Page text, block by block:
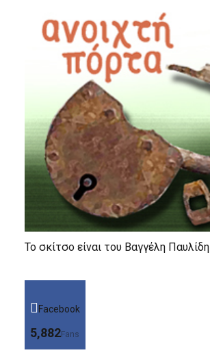
Το σκίτσο είναι του Βαγγέλη Παυλίδη
Facebook
5,882Fans